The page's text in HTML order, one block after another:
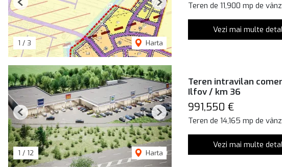
1 / 3 Harta
Previous Next Teren de 11,900 mp de
Vezi mai multe
1 / 12 Harta
Previous Next
Teren intravilan
Ilfov / km 36
991,550 €
Teren de 14,165 mp de
Vezi mai multe